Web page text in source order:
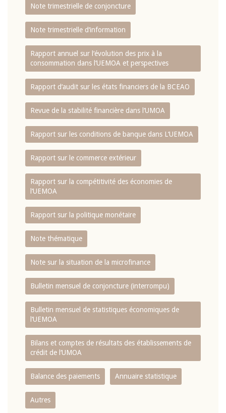
Note trimestrielle de conjoncture
Note trimestrielle d‘information
Rapport annuel sur l‘évolution des prix à la
consommation dans l‘UEMOA et perspectives
Rapport d‘audit sur les états financiers de la BCEAO
Revue de la stabilité financière dans l‘UMOA
Rapport sur les conditions de banque dans L‘UEMOA
Rapport sur le commerce extérieur
Rapport sur la compétitivité des économies de
l‘UEMOA
Rapport sur la politique monétaire
Note thématique
Note sur la situation de la microfinance
Bulletin mensuel de conjoncture (interrompu)
Bulletin mensuel de statistiques économiques de
l‘UEMOA
Bilans et comptes de résultats des établissements de
crédit de l‘UMOA
Balance des paiements Annuaire statistique
Autres